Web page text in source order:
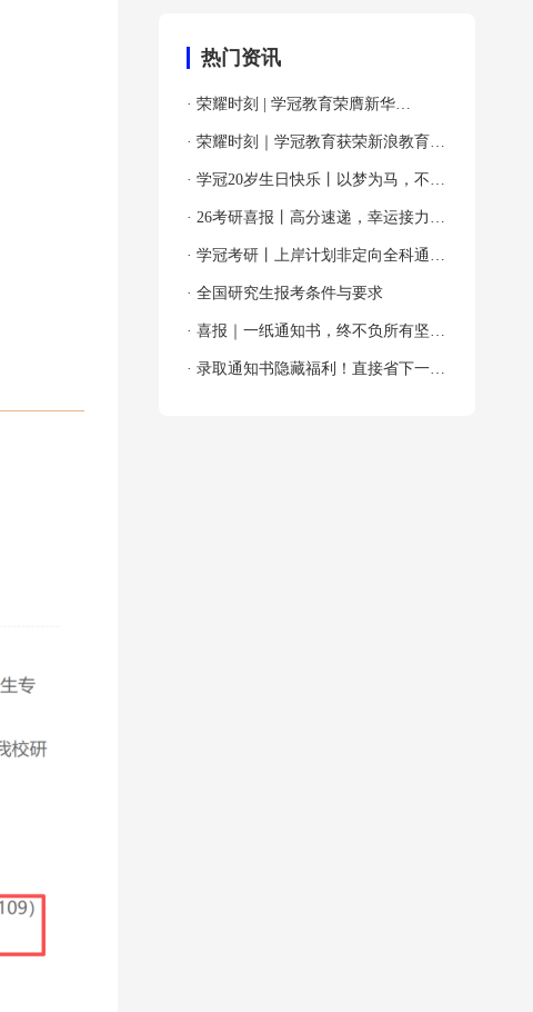
热门资讯
· 荣耀时刻 | 学冠教育荣膺新华
网“2024年度全国教育先锋品牌优秀案
例”殊荣！
· 荣耀时刻｜学冠教育获荣新浪教育
2024年度考研教育领导力品牌！
· 学冠20岁生日快乐丨以梦为马，不负
韶华！
· 26考研喜报丨高分速递，幸运接力，
吸欧气啦～
· 学冠考研丨上岸计划非定向全科通关
班
· 全国研究生报考条件与要求
· 喜报｜一纸通知书，终不负所有坚持
与奔赴！
· 录取通知书隐藏福利！直接省下一大